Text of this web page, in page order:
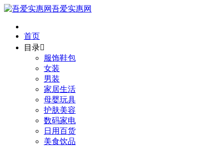
吾爱实惠网
首页
目录
服饰鞋包
女装
男装
家居生活
母婴玩具
护肤美容
数码家电
日用百货
美食饮品